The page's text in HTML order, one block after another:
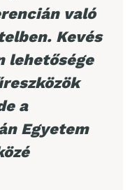
való
Kevés
lehetősége
a
Egyetem